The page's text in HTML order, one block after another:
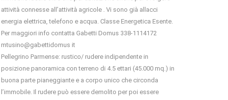
attività connesse all’attività agricole . Vi sono già allacci
energia elettrica, telefono e acqua. Classe Energetica Esente.
Per maggiori info contatta Gabetti Domus 338-1114172
mtusino@gabettidomus it
Pellegrino Parmense: rustico/ rudere indipendente in
posizione panoramica con terreno di 4.5 ettari (45.000 mq.) in
buona parte pianeggiante e a corpo unico che circonda
l’immobile. Il rudere può essere demolito per poi essere